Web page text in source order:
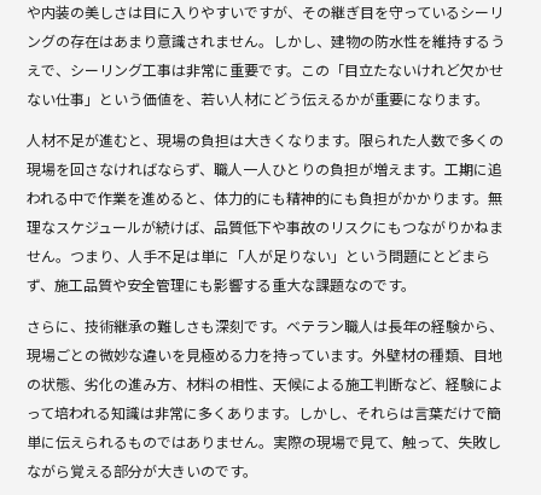
や内装の美しさは目に入りやすいですが、その継ぎ目を守っているシーリ
ングの存在はあまり意識されません。しかし、建物の防水性を維持するう
えで、シーリング工事は非常に重要です。この「目立たないけれど欠かせ
ない仕事」という価値を、若い人材にどう伝えるかが重要になります。
人材不足が進むと、現場の負担は大きくなります。限られた人数で多くの
現場を回さなければならず、職人一人ひとりの負担が増えます。工期に追
われる中で作業を進めると、体力的にも精神的にも負担がかかります。無
理なスケジュールが続けば、品質低下や事故のリスクにもつながりかねま
せん。つまり、人手不足は単に「人が足りない」という問題にとどまら
ず、施工品質や安全管理にも影響する重大な課題なのです。
さらに、技術継承の難しさも深刻です。ベテラン職人は長年の経験から、
現場ごとの微妙な違いを見極める力を持っています。外壁材の種類、目地
の状態、劣化の進み方、材料の相性、天候による施工判断など、経験によ
って培われる知識は非常に多くあります。しかし、それらは言葉だけで簡
単に伝えられるものではありません。実際の現場で見て、触って、失敗し
ながら覚える部分が大きいのです。